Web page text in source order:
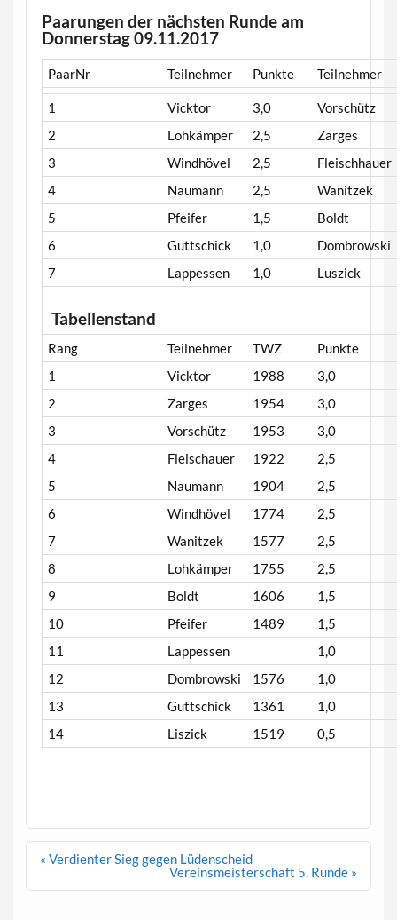
Paarungen der nächsten Runde am
Donnerstag 09.11.2017
PaarNr Teilnehmer Punkte Teilnehmer
1 Vicktor 3,0
Vorschütz
2
Lohkämper 2,5
Zarges
3
Windhövel 2,5
Fleischhauer
4
Naumann 2,5
Wanitzek
5
Pfeifer 1,5
Boldt
6
Guttschick 1,0
Dombrowski
7
Lappessen 1,0 Luszick
Tabellenstand
Rang Teilnehmer TWZ
Punkte
1
Vicktor 1988
3,0
2
Zarges 1954
3,0
3
Vorschütz 1953
3,0
4
Fleischauer 1922
2,5
5
Naumann 1904
2,5
6
Windhövel 1774
2,5
7
Wanitzek 1577
2,5
8
Lohkämper 1755
2,5
9
Boldt 1606
1,5
10
Pfeifer 1489
1,5
11
Lappessen
1,0
12
Dombrowski 1576
1,0
13
Guttschick 1361
1,0
14
Liszick 1519 0,5
Beitragsnavigation
« Verdienter Sieg gegen Lüdenscheid
Vereinsmeisterschaft 5. Runde »